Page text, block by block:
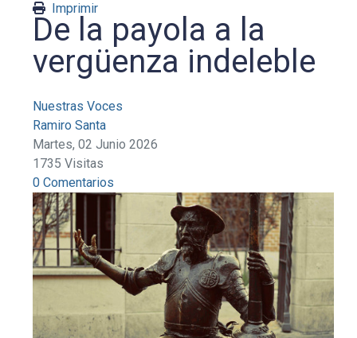
Imprimir
De la payola a la
vergüenza indeleble
Nuestras Voces
Ramiro Santa
Martes, 02 Junio 2026
1735 Visitas
0 Comentarios